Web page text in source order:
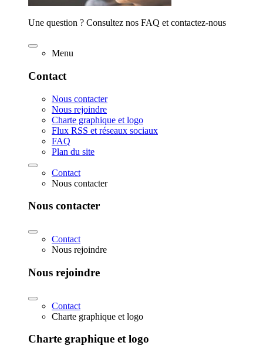
Une question ? Consultez nos FAQ et contactez-nous
Menu
Contact
Nous contacter
Nous rejoindre
Charte graphique et logo
Flux RSS et réseaux sociaux
FAQ
Plan du site
Contact
Nous contacter
Nous contacter
Contact
Nous rejoindre
Nous rejoindre
Contact
Charte graphique et logo
Charte graphique et logo